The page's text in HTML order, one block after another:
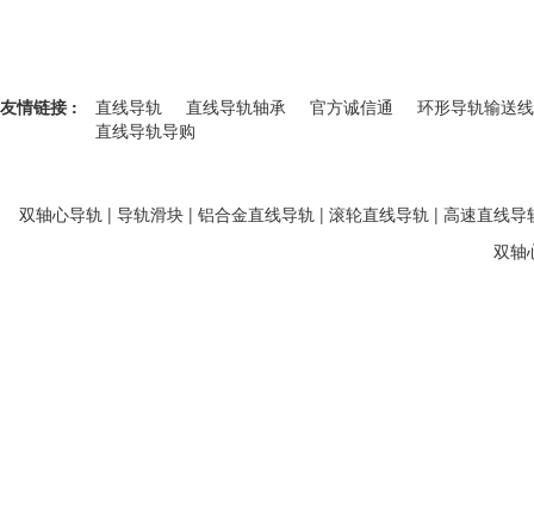
友情链接 : 直线导轨 直线导轨轴承 官方诚信通
环形导轨输送线
直线导轨导购
双轴心导轨 | 导轨滑块 | 铝合金直线导轨 | 滚轮直线导轨 | 高速直线
双轴